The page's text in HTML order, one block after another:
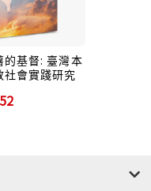
的基督: 臺灣本
社會實踐研究